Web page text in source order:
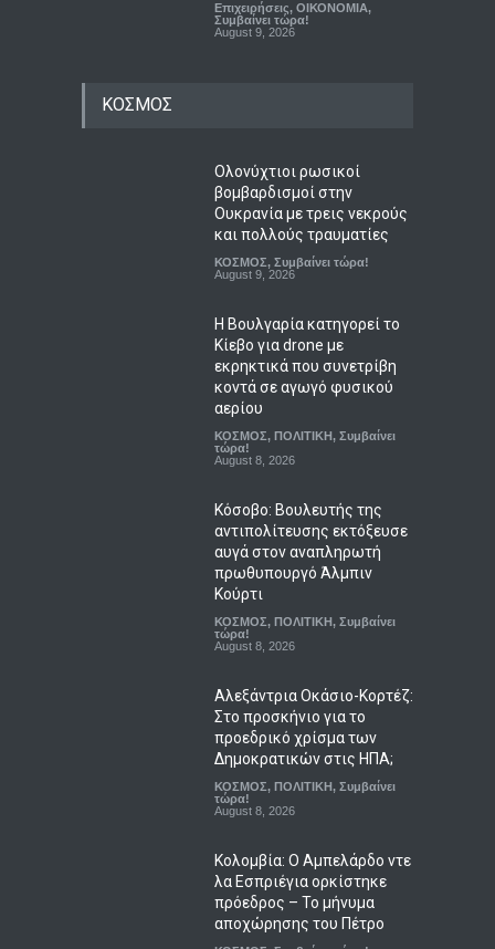
Επιχειρήσεις, ΟΙΚΟΝΟΜΙΑ,
Συμβαίνει τώρα!
August 9, 2026
ΚΟΣΜΟΣ
Ολονύχτιοι ρωσικοί
βομβαρδισμοί στην
Ουκρανία με τρεις νεκρούς
και πολλούς τραυματίες
ΚΟΣΜΟΣ, Συμβαίνει τώρα!
August 9, 2026
Η Βουλγαρία κατηγορεί το
Κίεβο για drone με
εκρηκτικά που συνετρίβη
κοντά σε αγωγό φυσικού
αερίου
ΚΟΣΜΟΣ, ΠΟΛΙΤΙΚΗ, Συμβαίνει
τώρα!
August 8, 2026
Κόσοβο: Βουλευτής της
αντιπολίτευσης εκτόξευσε
αυγά στον αναπληρωτή
πρωθυπουργό Άλμπιν
Κούρτι
ΚΟΣΜΟΣ, ΠΟΛΙΤΙΚΗ, Συμβαίνει
τώρα!
August 8, 2026
Αλεξάντρια Οκάσιο-Κορτέζ:
Στο προσκήνιο για το
προεδρικό χρίσμα των
Δημοκρατικών στις ΗΠΑ;
ΚΟΣΜΟΣ, ΠΟΛΙΤΙΚΗ, Συμβαίνει
τώρα!
August 8, 2026
Κολομβία: Ο Αμπελάρδο ντε
λα Εσπριέγια ορκίστηκε
πρόεδρος – Το μήνυμα
αποχώρησης του Πέτρο